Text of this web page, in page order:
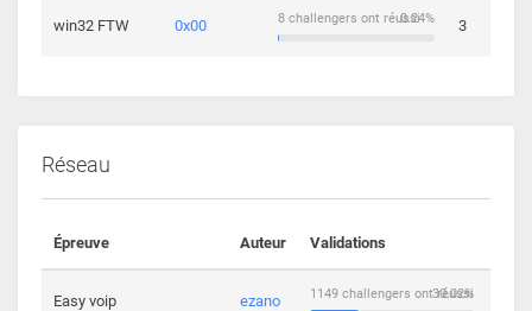
win32 FTW 0x00 0.24%
8 challengers ont réussi 3
Réseau
Épreuve Auteur Validations
Easy voip ezano 30.02%
1149 challengers ont réussi